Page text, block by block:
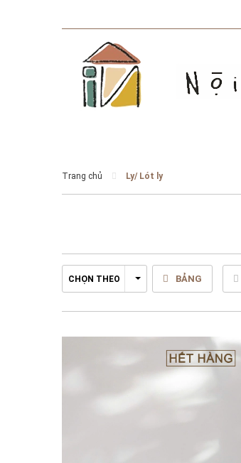
Trang chủ Ly/ Lót ly
CHỌN THEO BẢNG